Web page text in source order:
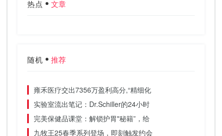
热点 文章
随机 推荐
雍禾医疗交出7356万盈利高分,“精细化
实验室流出笔记：Dr.Schiller的24小时
完美保健品课堂：解锁护胃"秘籍”，给
九牧王25春季系列登场，即刻触发约会